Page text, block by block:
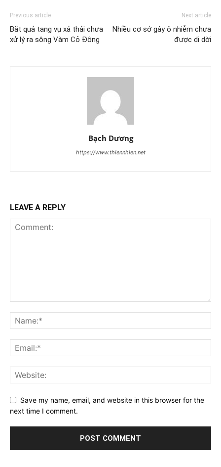
Previous article
Bắt quả tang vụ xả thải chưa
xử lý ra sông Vàm Cỏ Đông
Next article
Nhiều cơ sở gây ô nhiễm chưa
được di dời
Bạch Dương
https://www.thiennhien.net
LEAVE A REPLY
Save my name, email, and website in this browser for the
next time I comment.